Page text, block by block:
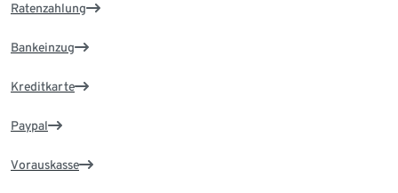
Ratenzahlung
Bankeinzug
Kreditkarte
Paypal
Vorauskasse